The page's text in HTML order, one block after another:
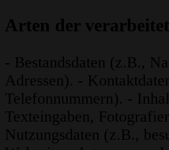
Arten der
- Bestandsdaten (z.B.,
Adressen). -
Telefonnummern). -
Texteingaben,
Nutzungsdaten (z.B.,